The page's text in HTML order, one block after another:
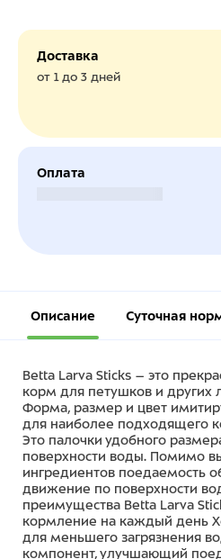
Доставка
от 1 до 3 дней
Оплата
Описание Суточная
Betta Larva Sticks – это
корм для петушков и других
Форма, размер и цвет
для наиболее подходящего
Это палочки удобного
поверхности воды. Помимо
ингредиентов поедаемость
движение по поверхности
преимущества Betta Larva
кормление на каждый день
для меньшего загрязнения
компонент, улучшающий